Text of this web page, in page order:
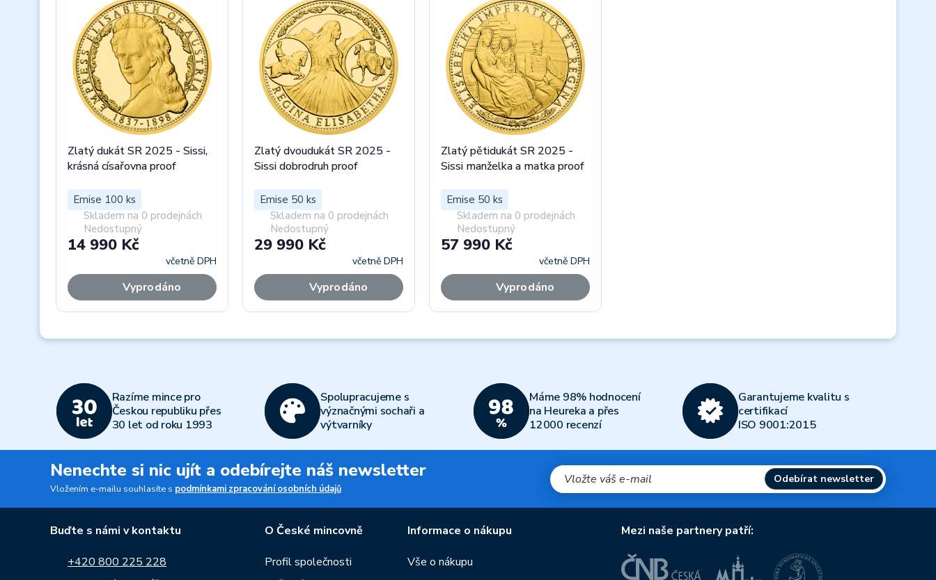
Zlatý dukát SR 2025 - Sissi,
krásná císařovna proof
Emise 100 ks
Skladem na 0 prodejnách
Nedostupný
14 990 Kč
včetně DPH
Vyprodáno
Zlatý dvoudukát SR 2025 -
Sissi dobrodruh proof
Emise 50 ks
Skladem na 0 prodejnách
Nedostupný
29 990 Kč
včetně DPH
Vyprodáno
Zlatý pětidukát SR 2025 -
Sissi manželka a matka proof
Emise 50 ks
Skladem na 0 prodejnách
Nedostupný
57 990 Kč
včetně DPH
Vyprodáno
Razíme mince pro
Českou republiku přes
30 let od roku 1993
Spolupracujeme s
význačnými sochaři a
výtvarníky
Máme 98% hodnocení
na Heureka a přes
12000 recenzí
Garantujeme kvalitu s
certifikací
ISO 9001:2015
Nenechte si nic ujít a odebírejte náš newsletter
Vložením e-mailu souhlasíte s podmínkami zpracování osobních údajů
Odebírat newsletter
Buďte s námi v kontaktu
+420 800 225 228
O České mincovně
Profil společnosti
Informace o nákupu
Vše o nákupu
Mezi naše partnery patří: